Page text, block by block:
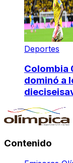
Deportes
Colombia
dominó a
Contenido